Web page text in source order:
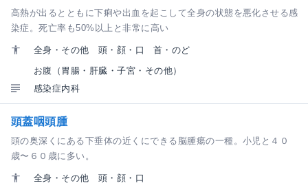
高熱が出るとともに下痢や出血を起こして全身の状態を悪化させる感
染症。死亡率も50%以上と非常に高い
全身・その他 頭・顔・口
首・のど
お腹（胃腸・肝臓・子宮・その他）
感染症内科
頭蓋咽頭腫
頭の奥深くにある下垂体の近くにできる脳腫瘍の一種。小児と４０
歳〜６０歳に多い。
全身・その他
頭・顔・口